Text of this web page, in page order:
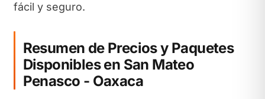
fácil y seguro.
Resumen de Precios y Paquetes
Disponibles en San Mateo
Penasco - Oaxaca